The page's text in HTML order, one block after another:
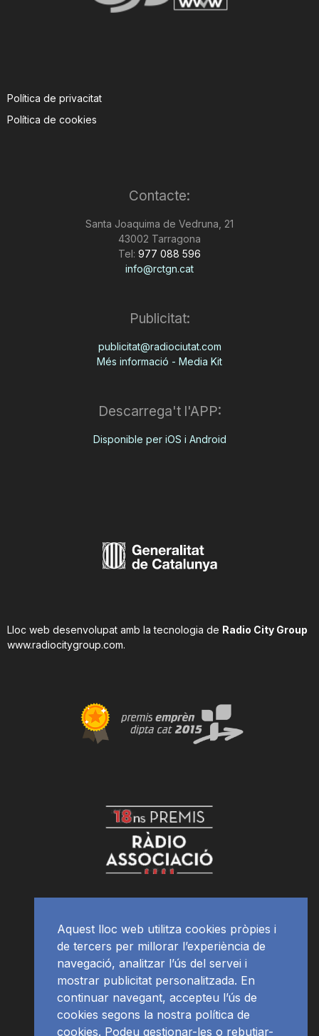
Política de privacitat
Política de cookies
Contacte:
Santa Joaquima de Vedruna, 21
43002 Tarragona
Tel: 977 088 596
info@rctgn.cat
Publicitat:
publicitat@radiociutat.com
Més informació - Media Kit
Descarrega't l'APP:
Disponible per iOS i Android
Lloc web desenvolupat amb la tecnologia de Radio City Group
www.radiocitygroup.com.
Aquest lloc web utilitza cookies pròpies i
de tercers per millorar l’experiència de
navegació, analitzar l’ús del servei i
mostrar publicitat personalitzada. En
continuar navegant, accepteu l’ús de
cookies segons la nostra política de
cookies. Podeu gestionar-les o rebutjar-